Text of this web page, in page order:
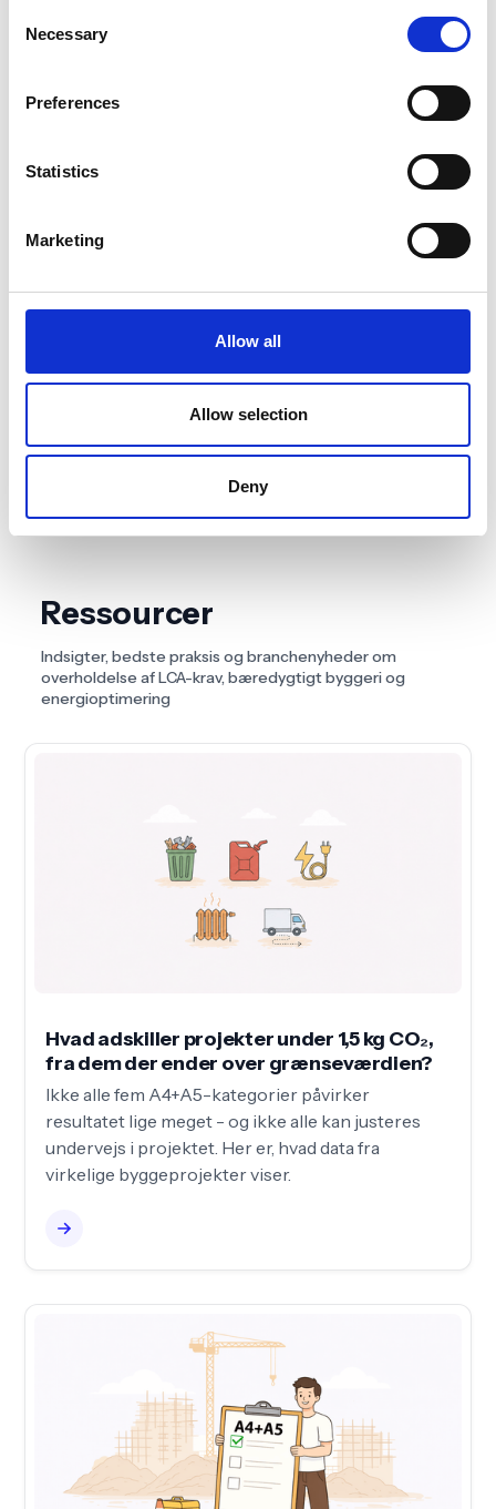
Selection
Necessary
Preferences
Statistics
Marketing
Allow all
Allow selection
Deny
Dine guider:
Oline Stærke
Johanna Ida Jacobsen
auditor hos Sustaining
Få guiden
Ressourcer
Indsigter, bedste praksis og branchenyheder om
overholdelse af LCA-krav, bæredygtigt byggeri og
energioptimering
Hvad adskiller projekter under 1,5 kg CO₂,
fra dem der ender over grænseværdien?
Ikke alle fem A4+A5-kategorier påvirker
resultatet lige meget - og ikke alle kan justeres
undervejs i projektet. Her er, hvad data fra
virkelige byggeprojekter viser.